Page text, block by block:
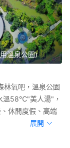
溫泉公園)
林氧吧，溫泉公園
溫58℃"美人湯"，
休閒度假、高端
展開